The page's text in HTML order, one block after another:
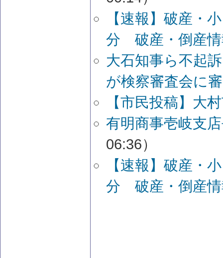
【速報】破産・
分 破産・倒産情
大石知事ら不起
が検察審査会に
【市民投稿】大
有明商事壱岐支
06:36）
【速報】破産・
分 破産・倒産